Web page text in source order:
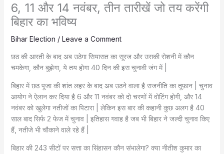
6, 11 और 14 नवंबर, तीन तारीखें जो तय करेंगी
बिहार का भविष्य
Bihar Election / Leave a Comment
छठ की आरती के बाद अब उठेगा सियासत का सूरज और उसकी रोशनी में कौन
चमकेगा, कौन बुझेगा, ये तय होगा 40 दिन की इस चुनावी जंग में |
बिहार में छठ पूजा की शांत लहर के बाद अब उठने वाला है राजनीति का तूफ़ान | चुनाव
आयोग ने ऐलान कर दिया है 6 और 11 नवंबर को दो चरणों में वोटिंग होगी, और 14
नवंबर को खुलेगा नतीजों का पिटारा | लेकिन इस बार की कहानी कुछ अलग है 40
साल बाद सिर्फ 2 फेज में चुनाव | इतिहास गवाह है जब भी बिहार ने जल्दी चुनाव किए
हैं, नतीजे भी चौकाने वाले रहे हैं |
बिहार की 243 सीटों पर सत्ता का सिंहासन कौन संभालेगा? क्या नीतीश कुमार का